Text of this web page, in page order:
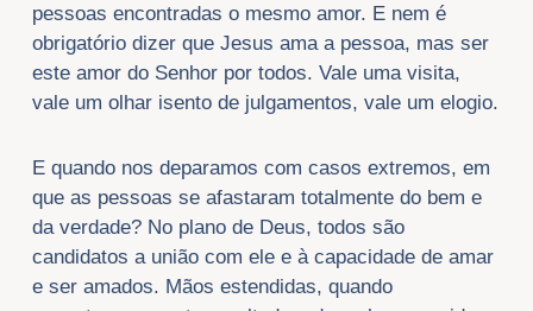
pessoas encontradas o mesmo amor. E nem é
obrigatório dizer que Jesus ama a pessoa, mas ser
este amor do Senhor por todos. Vale uma visita,
vale um olhar isento de julgamentos, vale um elogio.
E quando nos deparamos com casos extremos, em
que as pessoas se afastaram totalmente do bem e
da verdade? No plano de Deus, todos são
candidatos a união com ele e à capacidade de amar
e ser amados. Mãos estendidas, quando